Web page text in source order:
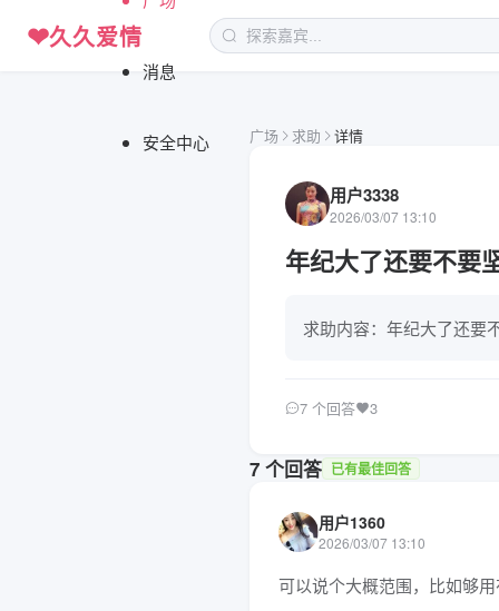
❤久久爱情
消息
安全中心 广场 求助 详情
用户3338
2026/03/07 13:10
年纪大了还要不要
求助内容：年纪大了还要
7 个回答 3
7 个回答 已有最佳回答
用户1360
2026/03/07 13:10
可以说个大概范围，比如够